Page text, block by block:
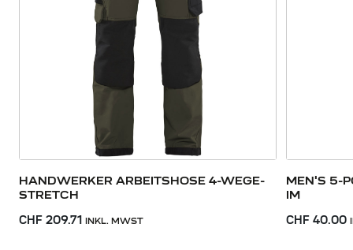
HANDWERKER ARBEITSHOSE 4-WEGE-
STRETCH
CHF 209.71 INKL. MWST
MEN'S 5-
IM
CHF 40.00